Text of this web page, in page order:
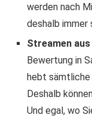
werden nach
deshalb immer
Streamen
Bewertung in
hebt sämtliche
Deshalb
Und egal, wo